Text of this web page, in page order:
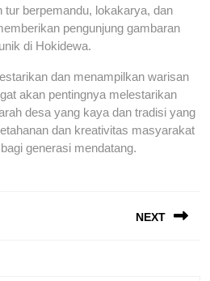
berpemandu, lokakarya, dan
pengunjung gambaran
di Hokidewa.
dan menampilkan warisan
akan pentingnya melestarikan
desa yang kaya dan tradisi yang
dan kreativitas masyarakat
generasi mendatang.
NEXT